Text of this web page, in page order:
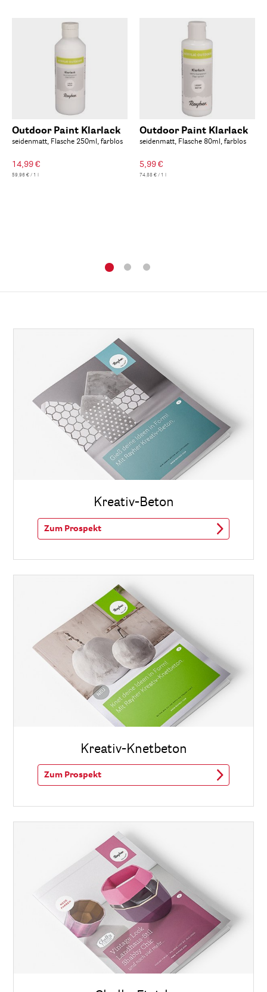
Outdoor Paint Klarlack
seidenmatt, Flasche 250ml, farblos
14,99 €
59,96 € / 1 l
Outdoor Paint Klarlack
seidenmatt, Flasche 80ml, farblos
5,99 €
74,88 € / 1 l
Kreativ-Beton
Zum Prospekt
Kreativ-Knetbeton
Zum Prospekt